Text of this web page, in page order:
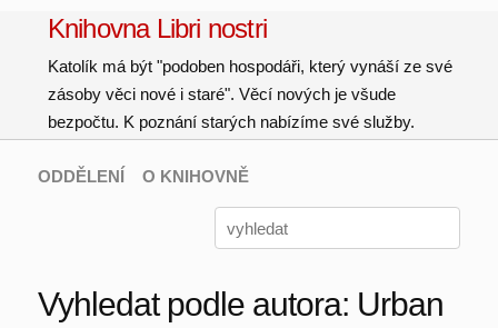
Knihovna Libri nostri
Katolík má být "podoben hospodáři, který vynáší ze své
zásoby věci nové i staré". Věcí nových je všude
bezpočtu. K poznání starých nabízíme své služby.
ODDĚLENÍ O KNIHOVNĚ
Vyhledat podle autora: Urban